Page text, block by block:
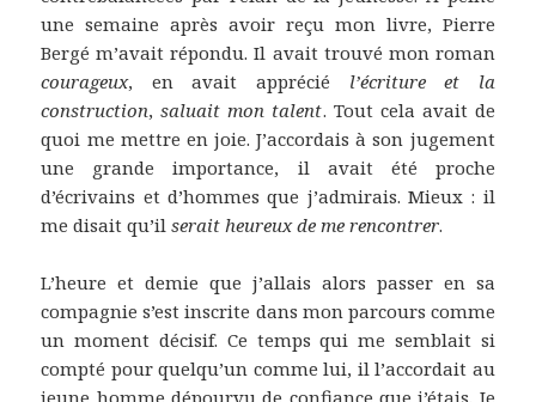
une semaine après avoir reçu mon livre, Pierre
Bergé m’avait répondu. Il avait trouvé mon roman
courageux, en avait apprécié l’écriture et la
construction,saluait mon talent. Tout cela avait de
quoi me mettre en joie. J’accordais à son jugement
une grande importance, il avait été proche
d’écrivains et d’hommes que j’admirais. Mieux : il
me disait qu’ilserait heureux de me rencontrer.
L’heure et demie que j’allais alors passer en sa
compagnie s’est inscrite dans mon parcours comme
un moment décisif. Ce temps qui me semblait si
compté pour quelqu’un comme lui, il l’accordait au
jeune homme dépourvu de confiance que j’étais. Je